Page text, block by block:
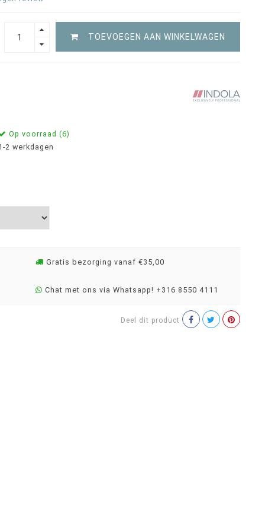
TOEVOEGEN AAN WINKELWAGEN
Op voorraad (6)
2 werkdagen
Gratis bezorging vanaf €35,00
Chat met ons via Whatsapp! +316 8550 4111
Deel dit product